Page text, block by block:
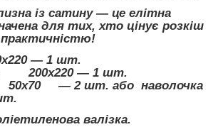
із сатину — це елітна
для тих, хто цінує розкіш
практичністю!
— 1 шт.
200х220 — 1 шт.
― 2 шт. або наволочка
валізка.